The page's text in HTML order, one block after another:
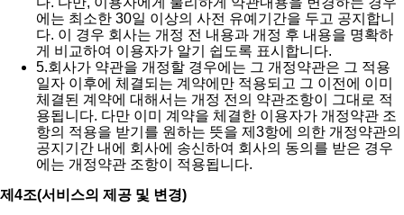
에는 최소한 30일 이상의 사전 유예기간을 두고 공지합니
다. 이 경우 회사는 개정 전 내용과 개정 후 내용을 명확하
게 비교하여 이용자가 알기 쉽도록 표시합니다.
5.회사가 약관을 개정할 경우에는 그 개정약관은 그 적용
일자 이후에 체결되는 계약에만 적용되고 그 이전에 이미
체결된 계약에 대해서는 개정 전의 약관조항이 그대로 적
용됩니다. 다만 이미 계약을 체결한 이용자가 개정약관 조
항의 적용을 받기를 원하는 뜻을 제3항에 의한 개정약관의
공지기간 내에 회사에 송신하여 회사의 동의를 받은 경우
에는 개정약관 조항이 적용됩니다.
제4조(서비스의 제공 및 변경)